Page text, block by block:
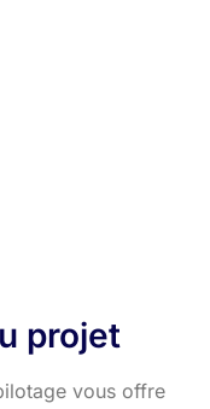
projet
vous offre